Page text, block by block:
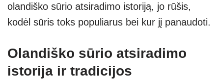
olandiško sūrio atsiradimo istoriją, jo rūšis,
kodėl sūris toks populiarus bei kur jį panaudoti.
Olandiško sūrio atsiradimo
istorija ir tradicijos